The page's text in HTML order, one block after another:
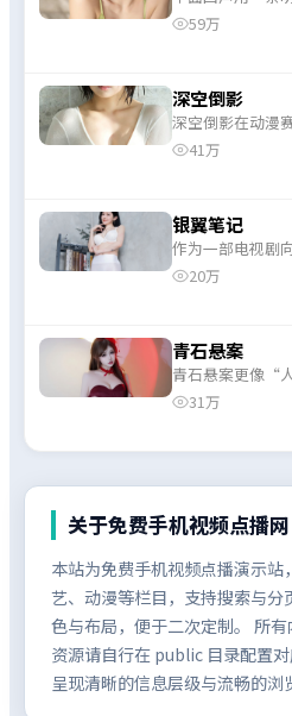
常见桥段，内里
59万
深空倒影
深空倒影在动漫
噱头，而是用扎
41万
银翼笔记
作为一部电视剧
调人物动机而非
20万
青石悬案
青石悬案更像“
壳，真正推动剧
31万
关于免费手机视频点播网
本站为免费手机视频点播演示站
艺、动漫等栏目，支持搜索与分
色与布局，便于二次定制。 所
资源请自行在 public 目录配置
呈现清晰的信息层级与流畅的浏